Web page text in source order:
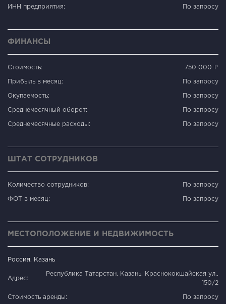
ИНН предприятия: По запросу
ФИНАНСЫ
Стоимость: 750 000 ₽
Прибыль в месяц: По запросу
Окупаемость: По запросу
Среднемесячный оборот: По запросу
Среднемесячные расходы: По запросу
ШТАТ СОТРУДНИКОВ
Количество сотрудников: По запросу
ФОТ в месяц: По запросу
МЕСТОПОЛОЖЕНИЕ И НЕДВИЖИМОСТЬ
Россия, Казань
Адрес:
Республика Татарстан, Казань, Краснококшайская ул.,
150/2
Стоимость аренды: По запросу